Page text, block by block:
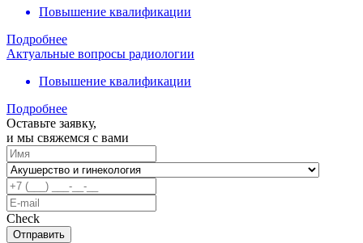
Повышение квалификации
Подробнее
Актуальные вопросы радиологии
Повышение квалификации
Подробнее
Оставьте заявку,
и мы свяжемся с вами
Check
Отправить